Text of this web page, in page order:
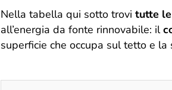
Nella tabella qui sotto trovi tutte
all’energia da fonte rinnovabile: il
superficie che occupa sul tetto e